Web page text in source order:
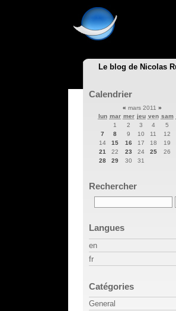
Le blog de Nicolas
Calendrier
« mars 2011 »
lun mar mer jeu ven sam
1
2 3 4 5
7
8 9 10 11 12
14
15 16 17 18 19
21
22 23 24 25 26
28
29 30 31
Rechercher
Langues
en
fr
Catégories
General